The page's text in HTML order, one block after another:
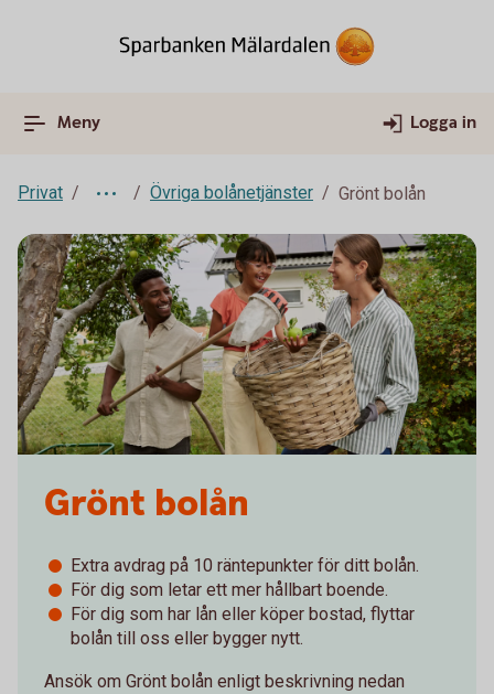
Meny Logga in
Privat Övriga bolånetjänster Grönt bolån
Grönt bolån
Extra avdrag på 10 räntepunkter för ditt bolån.
För dig som letar ett mer hållbart boende.
För dig som har lån eller köper bostad, flyttar
bolån till oss eller bygger nytt.
Ansök om Grönt bolån enligt beskrivning nedan